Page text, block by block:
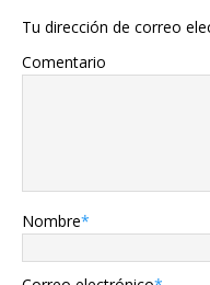
Tu dirección de correo
Comentario
Nombre*